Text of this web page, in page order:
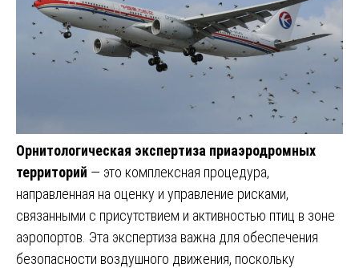
Орнитологическая экспертиза приаэродромных
территорий — это комплексная процедура,
направленная на оценку и управление рисками,
связанными с присутствием и активностью птиц в зоне
аэропортов. Эта экспертиза важна для обеспечения
безопасности воздушного движения, поскольку